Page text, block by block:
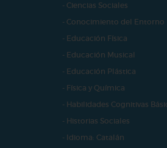
- Ciencias Sociales
- Conocimiento del Entorno
- Educación Física
- Educación Musical
- Educación Plástica
- Física y Química
- Habilidades Cognitivas
- Historias Sociales
- Idioma: Catalán